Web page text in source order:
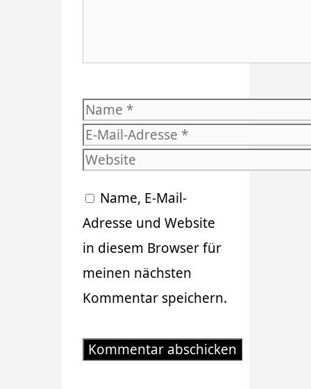
Name
E-
Mail-
Website
Name, E-Mail-
Adresse und Website
in diesem Browser für
meinen nächsten
Kommentar speichern.